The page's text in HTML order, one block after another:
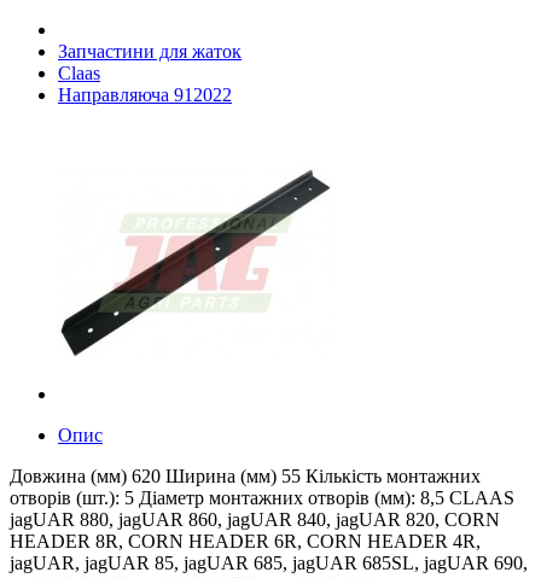
Запчастини для жаток
Claas
Направляюча 912022
Опис
Довжина (мм) 620 Ширина (мм) 55 Кількість монтажних
отворів (шт.): 5 Діаметр монтажних отворів (мм): 8,5 CLAAS
jagUAR 880, jagUAR 860, jagUAR 840, jagUAR 820, CORN
HEADER 8R, CORN HEADER 6R, CORN HEADER 4R,
jagUAR, jagUAR 85, jagUAR 685, jagUAR 685SL, jagUAR 690,